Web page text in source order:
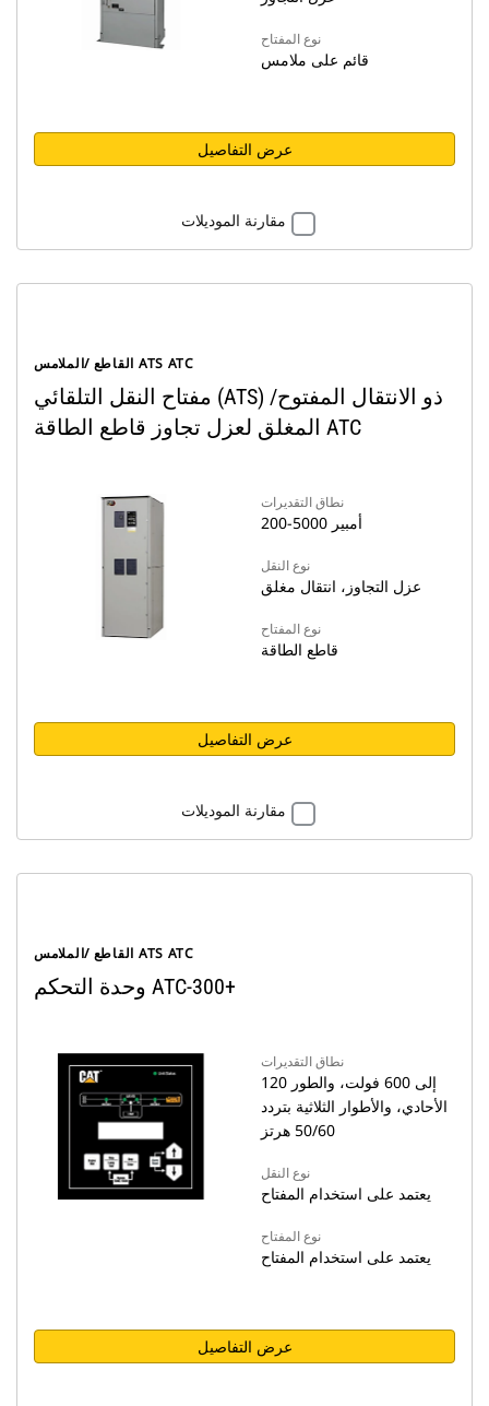
نوع المفتاح
قائم على ملامس
عرض التفاصيل
مقارنة الموديلات
القاطع /الملامس ATS ATC
مفتاح النقل التلقائي (ATS) ذو الانتقال المفتوح/
المغلق لعزل تجاوز قاطع الطاقة ATC
نطاق التقديرات
200-5000 أمبير
نوع النقل
عزل التجاوز، انتقال مغلق
نوع المفتاح
قاطع الطاقة
عرض التفاصيل
مقارنة الموديلات
القاطع /الملامس ATS ATC
وحدة التحكم ATC-300+
نطاق التقديرات
120 إلى 600 فولت، والطور
الأحادي، والأطوار الثلاثية بتردد
50/60 هرتز
نوع النقل
يعتمد على استخدام المفتاح
نوع المفتاح
يعتمد على استخدام المفتاح
عرض التفاصيل